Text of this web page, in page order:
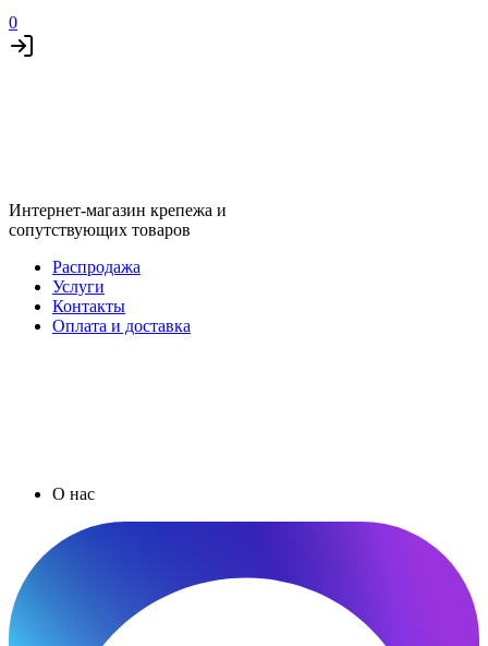
0
Интернет-магазин крепежа и
сопутствующих товаров
Распродажа
Услуги
Контакты
Оплата и доставка
О нас